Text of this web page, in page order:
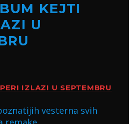
KEJTI
U
IZLAZI U SEPTEMBRU